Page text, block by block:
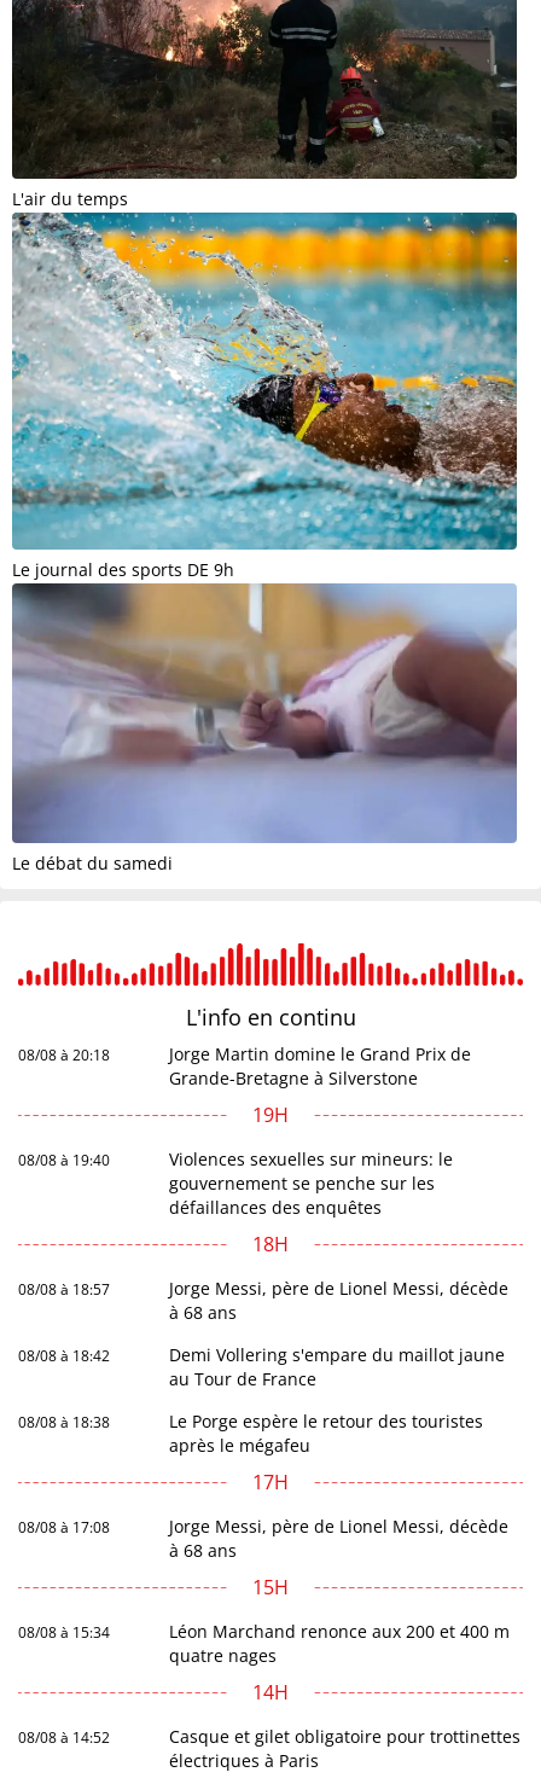
L'air du temps
Le journal des sports DE 9h
Le débat du samedi
L'info en continu
08/08 à 20:18
Jorge Martin domine le Grand Prix de
Grande-Bretagne à Silverstone
19H
08/08 à 19:40
Violences sexuelles sur mineurs: le
gouvernement se penche sur les
défaillances des enquêtes
18H
08/08 à 18:57
Jorge Messi, père de Lionel Messi, décède
à 68 ans
08/08 à 18:42
Demi Vollering s'empare du maillot jaune
au Tour de France
08/08 à 18:38
Le Porge espère le retour des touristes
après le mégafeu
17H
08/08 à 17:08
Jorge Messi, père de Lionel Messi, décède
à 68 ans
15H
08/08 à 15:34
Léon Marchand renonce aux 200 et 400 m
quatre nages
14H
08/08 à 14:52
Casque et gilet obligatoire pour trottinettes
électriques à Paris